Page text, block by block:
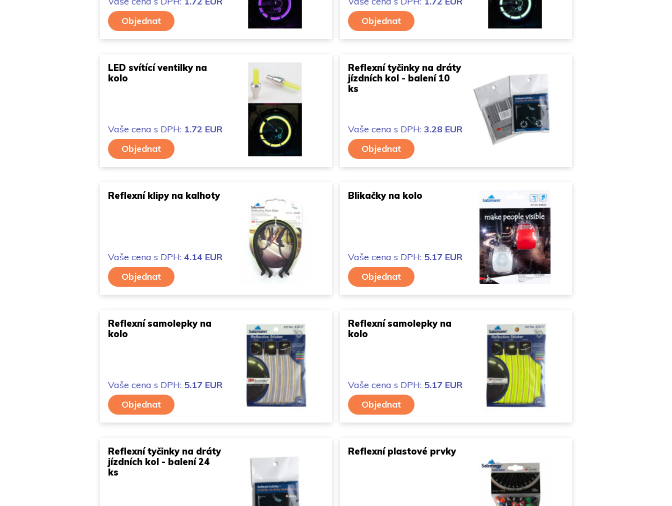
Objednat
Objednat
LED svítící ventilky na
kolo
Vaše cena s DPH: 1.72 EUR
Objednat
Reflexní tyčinky na dráty
jízdních kol - balení 10
ks
Vaše cena s DPH: 3.28 EUR
Objednat
Reflexní klipy na kalhoty
Vaše cena s DPH: 4.14 EUR
Objednat
Blikačky na kolo
Vaše cena s DPH: 5.17 EUR
Objednat
Reflexní samolepky na
kolo
Vaše cena s DPH: 5.17 EUR
Objednat
Reflexní samolepky na
kolo
Vaše cena s DPH: 5.17 EUR
Objednat
Reflexní tyčinky na dráty
jízdních kol - balení 24
ks
Reflexní plastové prvky